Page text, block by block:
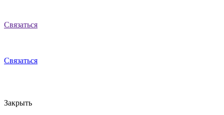
Связаться
Связаться
Закрыть